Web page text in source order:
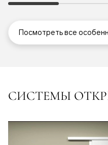
Посмотреть все
СИСТЕМЫ